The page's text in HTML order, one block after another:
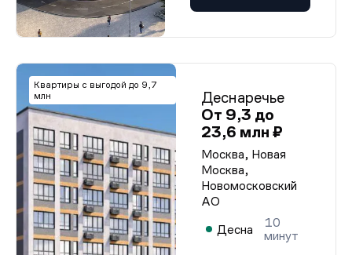
Квартиры с выгодой до 9,7
млн
Деснаречье
От 9,3 до
23,6 млн ₽
Москва, Новая
Москва,
Новомосковский
АО
Десна
10
минут